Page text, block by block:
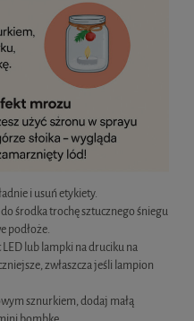
i usuń etykiety.
środka trochę sztucznego śniegu
podłoże.
lub lampki na druciku na
zwłaszcza jeśli lampion
sznurkiem, dodaj małą